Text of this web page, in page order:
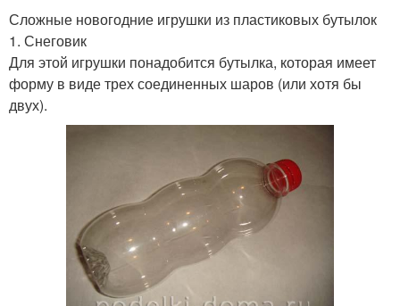
Сложные новогодние игрушки из пластиковых бутылок
1. Снеговик
Для этой игрушки понадобится бутылка, которая имеет
форму в виде трех соединенных шаров (или хотя бы
двух).